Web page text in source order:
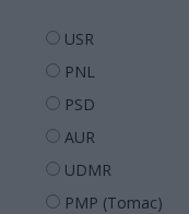
USR
PNL
PSD
AUR
UDMR
PMP (Tomac)